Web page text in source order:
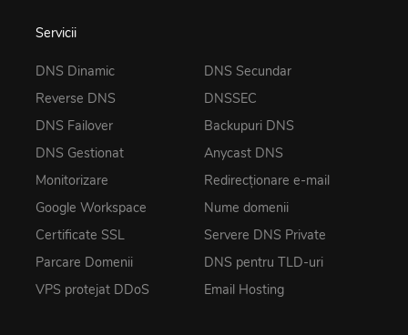
Servicii
DNS Dinamic
Reverse DNS
DNS Failover
DNS Gestionat
Monitorizare
Google Workspace
Certificate SSL
Parcare Domenii
VPS protejat DDoS
DNS Secundar
DNSSEC
Backupuri DNS
Anycast DNS
Redirecționare e-mail
Nume domenii
Servere DNS Private
DNS pentru TLD-uri
Email Hosting